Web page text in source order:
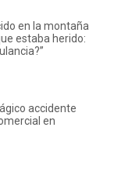
en la montaña
estaba herido:
accidente
en